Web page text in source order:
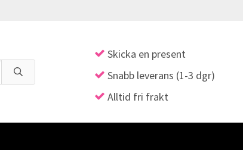
Skicka en present
Snabb leverans (1-3 dgr)
Alltid fri frakt